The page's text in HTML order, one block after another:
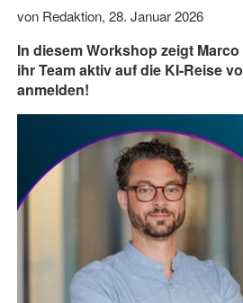
von Redaktion, 28. Januar 2026
In diesem Workshop zeigt
ihr Team aktiv auf die KI-Reise
anmelden!